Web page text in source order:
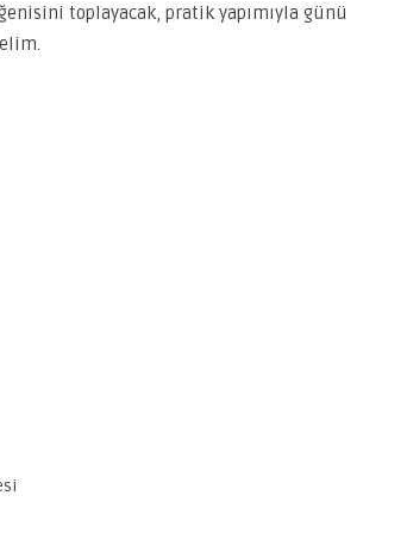
toplayacak, pratik yapımıyla günü